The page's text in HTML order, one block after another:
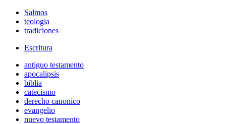
Salmos
teologia
tradiciones
Escritura
antiguo testamento
apocalipsis
biblia
catecismo
derecho canonico
evangelio
nuevo testamento